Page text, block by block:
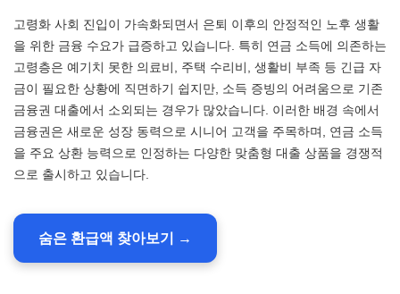
고령화 사회 진입이 가속화되면서 은퇴 이후의 안정적인 노후 생활
을 위한 금융 수요가 급증하고 있습니다. 특히 연금 소득에 의존하는
고령층은 예기치 못한 의료비, 주택 수리비, 생활비 부족 등 긴급 자
금이 필요한 상황에 직면하기 쉽지만, 소득 증빙의 어려움으로 기존
금융권 대출에서 소외되는 경우가 많았습니다. 이러한 배경 속에서
금융권은 새로운 성장 동력으로 시니어 고객을 주목하며, 연금 소득
을 주요 상환 능력으로 인정하는 다양한 맞춤형 대출 상품을 경쟁적
으로 출시하고 있습니다.
숨은 환급액 찾아보기 →